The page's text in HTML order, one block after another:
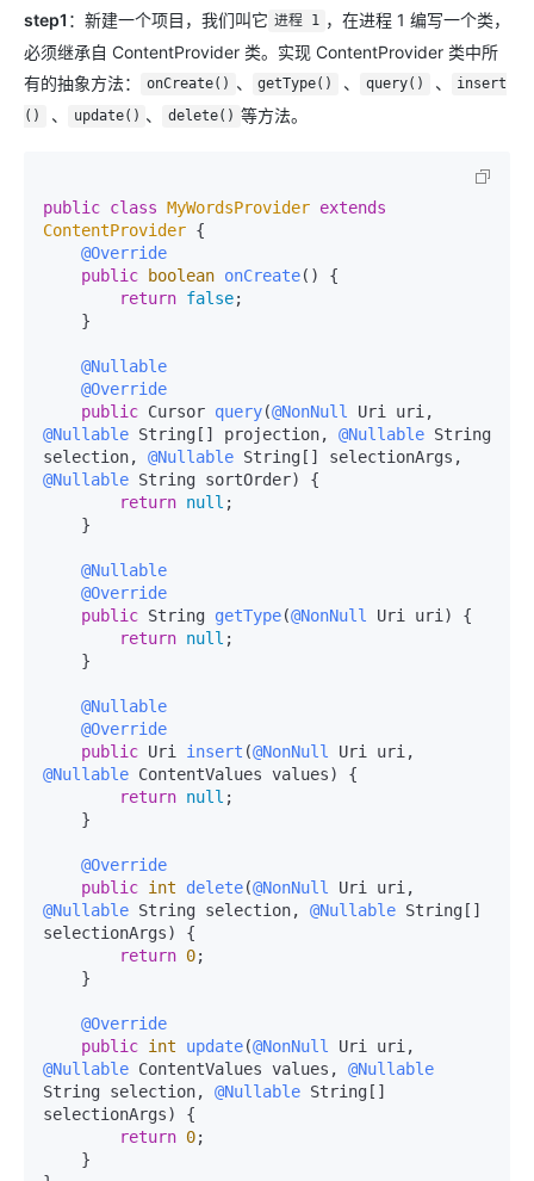
step1 ：新建一个项目，我们叫它 进程 1 ，在进程 1 编写一个类，
必须继承自 ContentProvider 类。实现 ContentProvider 类中所
有的抽象方法：
onCreate() 、 getType() 、 query() 、
insert
()
、 update() 、 delete() 等方法。
public class MyWordsProvider extends
ContentProvider {
@Override
public
boolean onCreate()
{
return false;
@Nullable
@Override
public Cursor query(@NonNull
@Nullable String[] projection, @Nullable String
selection, @Nullable
@Nullable String sortOrder)
{
return null ;
@Nullable
@Override
public String getType(@NonNull Uri uri)
{
return null ;
@Nullable
@Override
public Uri insert (@NonNull
@Nullable ContentValues values)
{
return null ;
@Override
public int delete(@NonNull
@Nullable String selection, @Nullable String[]
selectionArgs)
{
return 0;
@Override
public int update(@NonNull
@Nullable ContentValues values, @Nullable
String selection, @Nullable String[]
selectionArgs)
{
return 0;